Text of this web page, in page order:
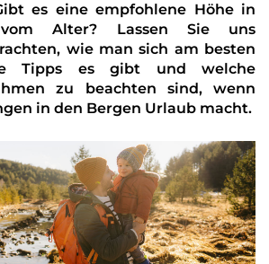
es eine empfohlene Höhe in
vom Alter? Lassen Sie uns
wie man sich am besten
Tipps es gibt und welche
zu beachten sind, wenn
in den Bergen Urlaub macht.